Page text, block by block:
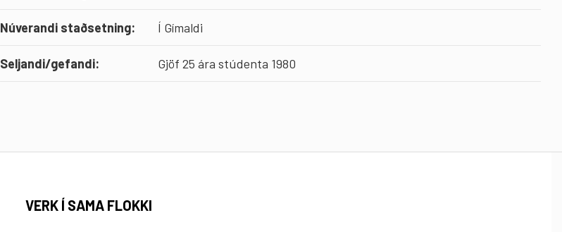
Núverandi staðsetning: Í Gímaldi
Seljandi/gefandi: Gjöf 25 ára stúdenta 1980
VERK Í SAMA FLOKKI